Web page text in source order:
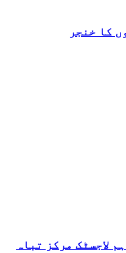
کا خنجر
لاجسٹک مرکز تباہ